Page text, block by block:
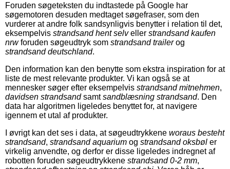
Foruden søgeteksten du indtastede på Google har
søgemotoren desuden medtaget søgefraser, som den
vurderer at andre folk sandsynligvis benytter i relation til det,
eksempelvis strandsand hent selveller strandsand kaufen
nrwforuden søgeudtryk som strandsand trailerog
strandsand deutschland.
Den information kan den benytte som ekstra inspiration for at
liste de mest relevante produkter. Vi kan også se at
mennesker søger efter eksempelvis strandsand mitnehmen,
davidsen strandsandsamtsandblæsning strandsand. Den
data har algoritmen ligeledes benyttet for, at navigere
igennem et utal af produkter.
I øvrigt kan det ses i data, at søgeudtrykkene woraus besteht
strandsand, strandsand aquarium og strandsand oksbøl er
virkelig anvendte, og derfor er disse ligeledes indregnet af
robotten foruden søgeudtrykkene strandsand 0-2 mm,